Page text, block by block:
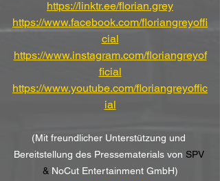
https://linktr.ee/florian.grey
https://www.facebook.com/floriangreyoffi
cial
https://www.instagram.com/floriangreyof
ficial
https://www.youtube.com/floriangreyoffic
ial
(Mit freundlicher Unterstützung und
Bereitstellung des Pressematerials von SPV
& NoCut Entertainment GmbH)